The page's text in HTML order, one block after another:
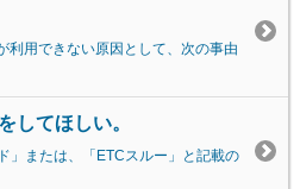
用できない原因として、次の事由
してほしい。
」または、「ETCスルー」と記載の